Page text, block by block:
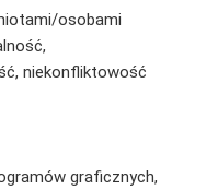
osobami
niekonfliktowość
graficznych,